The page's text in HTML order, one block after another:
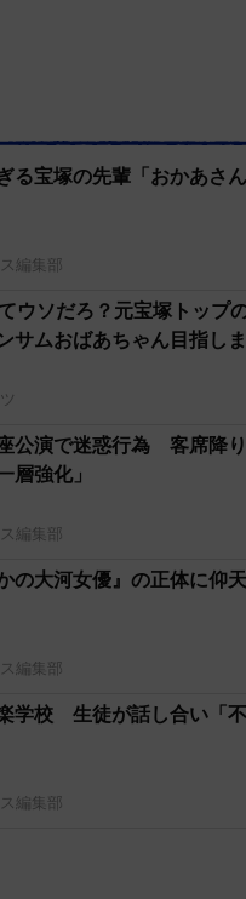
る宝塚の先輩「おかあさ
編集部
ウソだろ？元宝塚トップ
サムおばあちゃん目指しま
公演で迷惑行為 客席降り
層強化」
編集部
の大河女優』の正体に仰
編集部
学校 生徒が話し合い「
編集部